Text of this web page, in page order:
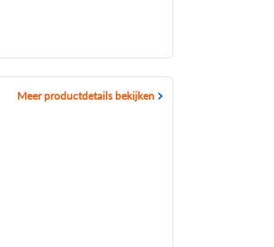
Meer productdetails bekijken